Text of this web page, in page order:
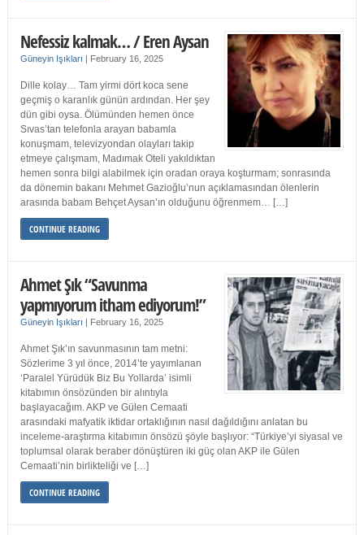
Nefessiz kalmak… / Eren Aysan
Güneyin Işıkları | February 16, 2025
Dille kolay… Tam yirmi dört koca sene
geçmiş o karanlık günün ardından. Her şey
dün gibi oysa. Ölümünden hemen önce
Sıvas’tan telefonla arayan babamla
konuşmam, televizyondan olayları takip
etmeye çalışmam, Madımak Oteli yakıldıktan
hemen sonra bilgi alabilmek için oradan oraya koşturmam; sonrasında
da dönemin bakanı Mehmet Gazioğlu’nun açıklamasından ölenlerin
arasında babam Behçet Aysan’ın olduğunu öğrenmem… […]
CONTINUE READING
Ahmet Şık “Savunma
yapmıyorum itham ediyorum!”
Güneyin Işıkları | February 16, 2025
Ahmet Şık’ın savunmasının tam metni:
Sözlerime 3 yıl önce, 2014’te yayımlanan
‘Paralel Yürüdük Biz Bu Yollarda’ isimli
kitabımın önsözünden bir alıntıyla
başlayacağım. AKP ve Gülen Cemaati
arasındaki mafyatik iktidar ortaklığının nasıl dağıldığını anlatan bu
inceleme-araştırma kitabımın önsözü şöyle başlıyor: “Türkiye’yi siyasal ve
toplumsal olarak beraber dönüştüren iki güç olan AKP ile Gülen
Cemaati’nin birlikteliği ve […]
CONTINUE READING